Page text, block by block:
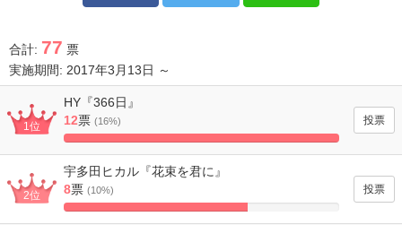
合計: 77 票
実施期間: 2017年3月13日 ～
1位
HY『366日』
12票 (16%)
100%
2位
宇多田ヒカル『花束を君に』
8票 (10%)
66.666666666667%